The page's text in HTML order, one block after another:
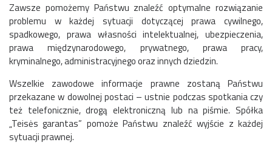
Zawsze pomożemy Państwu znaleźć optymalne rozwiązanie
problemu w każdej sytuacji dotyczącej prawa cywilnego,
spadkowego, prawa własności intelektualnej, ubezpieczenia,
prawa międzynarodowego, prywatnego, prawa pracy,
kryminalnego, administracyjnego oraz innych dziedzin.
Wszelkie zawodowe informacje prawne zostaną Państwu
przekazane w dowolnej postaci – ustnie podczas spotkania czy
też telefonicznie, drogą elektroniczną lub na piśmie. Spółka
„Teisės garantas” pomoże Państwu znaleźć wyjście z każdej
sytuacji prawnej.